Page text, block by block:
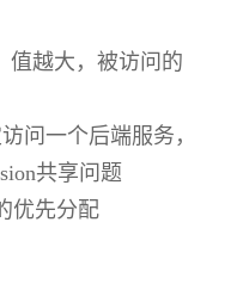
值越大，被访问的
问一个后端服务，
共享问题
优先分配